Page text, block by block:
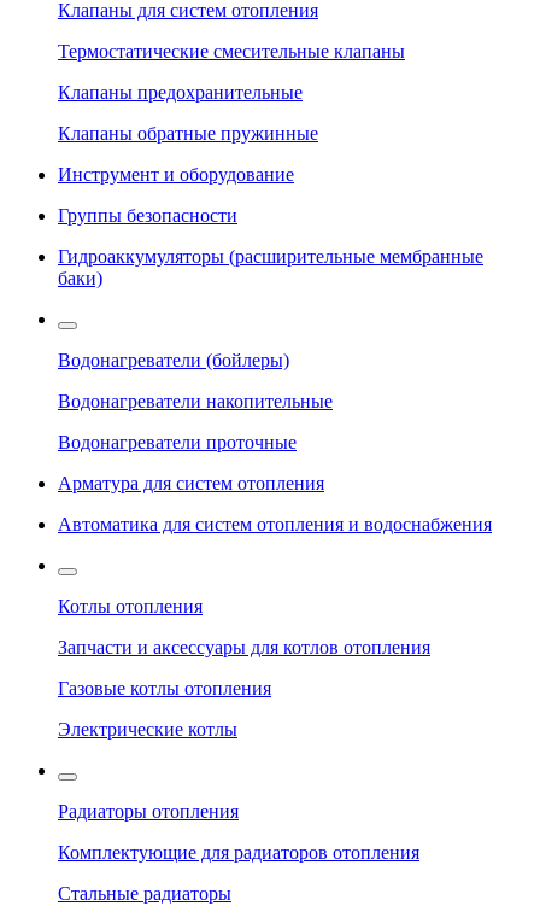
Клапаны для систем отопления
Термостатические смесительные клапаны
Клапаны предохранительные
Клапаны обратные пружинные
Инструмент и оборудование
Группы безопасности
Гидроаккумуляторы (расширительные мембранные
баки)
Водонагреватели (бойлеры)
Водонагреватели накопительные
Водонагреватели проточные
Арматура для систем отопления
Автоматика для систем отопления и водоснабжения
Котлы отопления
Запчасти и аксессуары для котлов отопления
Газовые котлы отопления
Электрические котлы
Радиаторы отопления
Комплектующие для радиаторов отопления
Стальные радиаторы